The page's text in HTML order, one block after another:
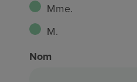
Mme.
M.
Nom